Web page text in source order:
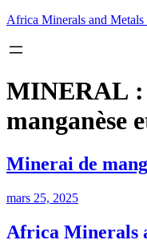
Aller
contenu
Africa Minerals and
MINERAL :
manganèse
Minerai de
mars 25, 2025
Africa Minerals